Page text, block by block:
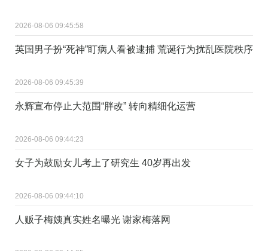
2026-08-06 09:45:58
英国男子扮“死神”盯病人看被逮捕 荒诞行为扰乱医院秩序
2026-08-06 09:45:39
永辉宣布停止大范围“胖改” 转向精细化运营
2026-08-06 09:44:23
女子为鼓励女儿考上了研究生 40岁再出发
2026-08-06 09:44:10
人贩子梅姨真实姓名曝光 谢家梅落网